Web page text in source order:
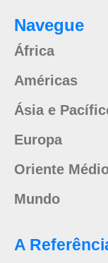
Navegue
África
Américas
Ásia e
Europa
Oriente
Mundo
A